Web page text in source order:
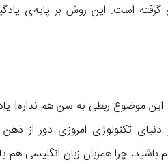
گرفته است. این روش بر پایه‌ی
موضوع ربطی به سن هم نداره!
تکنولوژی امروزی دور از
باشید، چرا همزبان زبان انگلیسی هم